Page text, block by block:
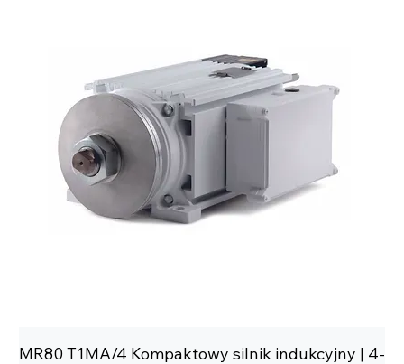
MR80 T1MA/4 Kompaktowy silnik indukcyjny | 4-